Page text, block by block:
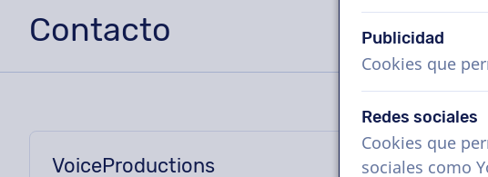
Contacto
VoiceProductions
Publicidad
Cookies que
Redes sociales
Cookies que
sociales como